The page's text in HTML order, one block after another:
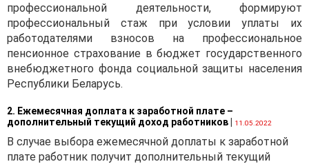
профессиональной деятельности, формируют
профессиональный стаж при условии уплаты их
работодателями взносов на профессиональное
пенсионное страхование в бюджет государственного
внебюджетного фонда социальной защиты населения
Республики Беларусь.
2. Ежемесячная доплата к заработной плате –
дополнительный текущий доход работников
11.05.2022
В случае выбора ежемесячной доплаты к заработной
плате работник получит дополнительный текущий